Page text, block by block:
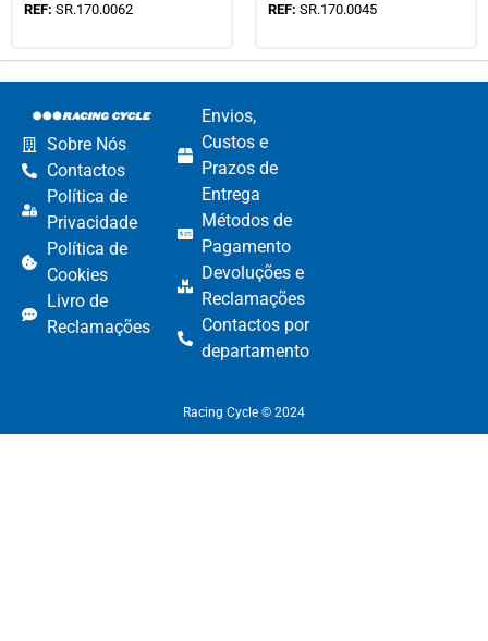
REF: SR.170.0062 REF: SR.170.0045
Sobre Nós
Contactos
Política de
Privacidade
Política de
Cookies
Livro de
Reclamações
Envios,
Custos e
Prazos de
Entrega
Métodos de
Pagamento​
Devoluções e
Reclamações​
Contactos por
departamento​
Racing Cycle © 2024